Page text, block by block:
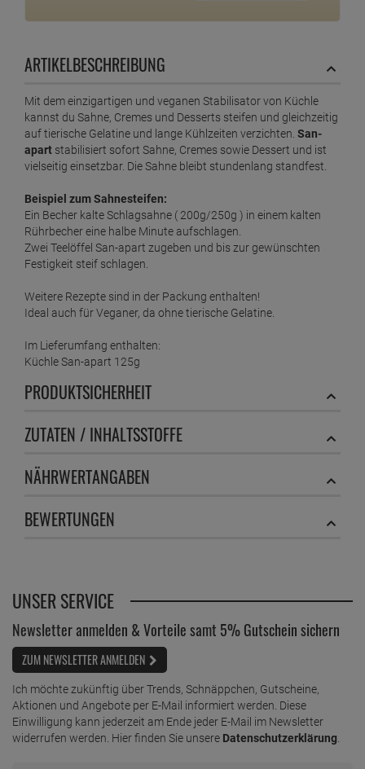
ARTIKELBESCHREIBUNG
Mit dem einzigartigen und veganen Stabilisator von Küchle
kannst du Sahne, Cremes und Desserts steifen und gleichzeitig
auf tierische Gelatine und lange Kühlzeiten verzichten. San-
apart stabilisiert sofort Sahne, Cremes sowie Dessert und ist
vielseitig einsetzbar. Die Sahne bleibt stundenlang standfest.
Beispiel zum Sahnesteifen:
Ein Becher kalte Schlagsahne ( 200g/250g ) in einem kalten
Rührbecher eine halbe Minute aufschlagen.
Zwei Teelöffel San-apart zugeben und bis zur gewünschten
Festigkeit steif schlagen.
Weitere Rezepte sind in der Packung enthalten!
Ideal auch für Veganer, da ohne tierische Gelatine.
Im Lieferumfang enthalten:
Küchle San-apart 125g
PRODUKTSICHERHEIT
ZUTATEN / INHALTSSTOFFE
NÄHRWERTANGABEN
BEWERTUNGEN
UNSER SERVICE
Newsletter anmelden & Vorteile samt 5% Gutschein sichern
ZUM NEWSLETTER ANMELDEN
Ich möchte zukünftig über Trends, Schnäppchen, Gutscheine,
Aktionen und Angebote per E-Mail informiert werden. Diese
Einwilligung kann jederzeit am Ende jeder E-Mail im Newsletter
widerrufen werden. Hier finden Sie unsere Datenschutzerklärung.